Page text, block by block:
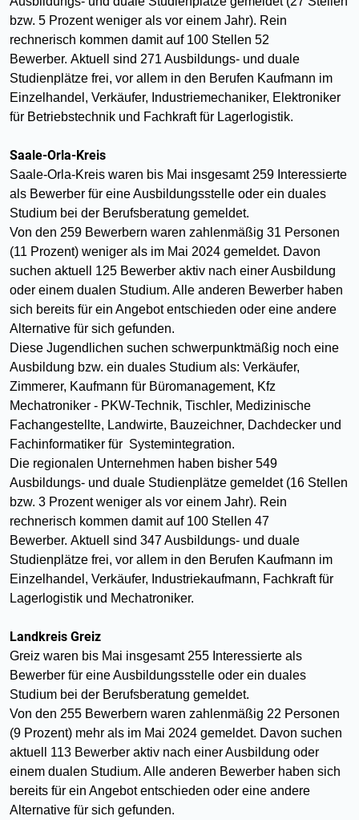
bzw. 5 Prozent weniger als vor einem Jahr). Rein
rechnerisch kommen damit auf 100 Stellen 52
Bewerber. Aktuell sind 271 Ausbildungs- und duale
Studienplätze frei, vor allem in den Berufen Kaufmann im
Einzelhandel, Verkäufer, Industriemechaniker, Elektroniker
für Betriebstechnik und Fachkraft für Lagerlogistik.
Saale-Orla-Kreis
Saale-Orla-Kreis waren bis Mai insgesamt 259 Interessierte
als Bewerber für eine Ausbildungsstelle oder ein duales
Studium bei der Berufsberatung gemeldet.
Von den 259 Bewerbern waren zahlenmäßig 31 Personen
(11 Prozent) weniger als im Mai 2024 gemeldet. Davon
suchen aktuell 125 Bewerber aktiv nach einer Ausbildung
oder einem dualen Studium. Alle anderen Bewerber haben
sich bereits für ein Angebot entschieden oder eine andere
Alternative für sich gefunden.
Diese Jugendlichen suchen schwerpunktmäßig noch eine
Ausbildung bzw. ein duales Studium als: Verkäufer,
Zimmerer, Kaufmann für Büromanagement, Kfz
Mechatroniker - PKW-Technik, Tischler, Medizinische
Fachangestellte, Landwirte, Bauzeichner, Dachdecker und
Fachinformatiker für Systemintegration.
Die regionalen Unternehmen haben bisher 549
Ausbildungs- und duale Studienplätze gemeldet (16 Stellen
bzw. 3 Prozent weniger als vor einem Jahr). Rein
rechnerisch kommen damit auf 100 Stellen 47
Bewerber. Aktuell sind 347 Ausbildungs- und duale
Studienplätze frei, vor allem in den Berufen Kaufmann im
Einzelhandel, Verkäufer, Industriekaufmann, Fachkraft für
Lagerlogistik und Mechatroniker.
Landkreis Greiz
Greiz waren bis Mai insgesamt 255 Interessierte als
Bewerber für eine Ausbildungsstelle oder ein duales
Studium bei der Berufsberatung gemeldet.
Von den 255 Bewerbern waren zahlenmäßig 22 Personen
(9 Prozent) mehr als im Mai 2024 gemeldet. Davon suchen
aktuell 113 Bewerber aktiv nach einer Ausbildung oder
einem dualen Studium. Alle anderen Bewerber haben sich
bereits für ein Angebot entschieden oder eine andere
Alternative für sich gefunden.